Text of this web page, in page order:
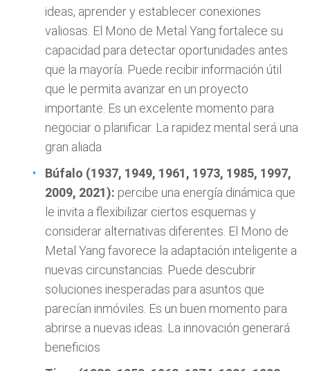
ideas, aprender y establecer conexiones
valiosas. El Mono de Metal Yang fortalece su
capacidad para detectar oportunidades antes
que la mayoría. Puede recibir información útil
que le permita avanzar en un proyecto
importante. Es un excelente momento para
negociar o planificar. La rapidez mental será una
gran aliada
Búfalo (1937, 1949, 1961, 1973, 1985, 1997,
2009, 2021): percibe una energía dinámica que
le invita a flexibilizar ciertos esquemas y
considerar alternativas diferentes. El Mono de
Metal Yang favorece la adaptación inteligente a
nuevas circunstancias. Puede descubrir
soluciones inesperadas para asuntos que
parecían inmóviles. Es un buen momento para
abrirse a nuevas ideas. La innovación generará
beneficios